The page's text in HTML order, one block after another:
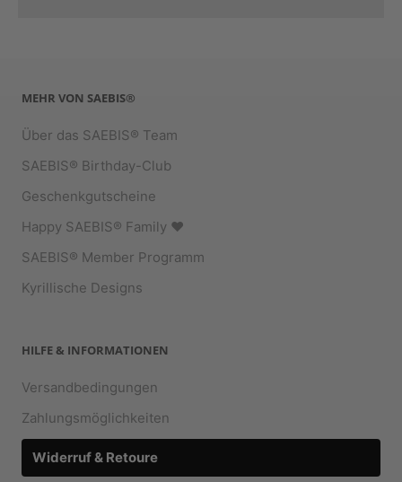
MEHR VON SAEBIS®
Über das SAEBIS® Team
SAEBIS® Birthday-Club
Geschenkgutscheine
Happy SAEBIS® Family ♥︎
SAEBIS® Member Programm
Kyrillische Designs
HILFE & INFORMATIONEN
Versandbedingungen
Zahlungsmöglichkeiten
Widerruf & Retoure